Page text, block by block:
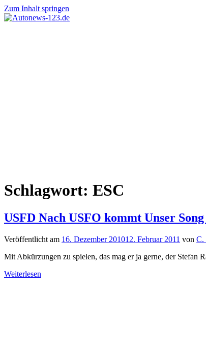
Zum Inhalt springen
Schlagwort: ESC
USFD Nach USFO kommt Unser
Veröffentlicht am 16. Dezember 201012. Februar 2011 von C.
Mit Abkürzungen zu spielen, das mag er ja gerne, der Stefan
Weiterlesen